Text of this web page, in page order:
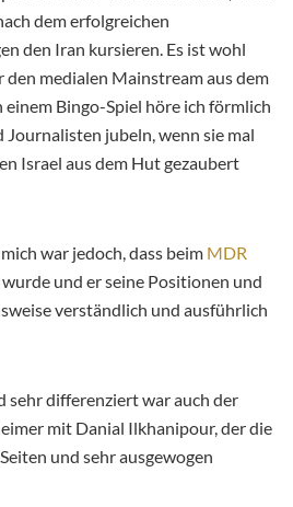
dem erfolgreichen
den Iran kursieren. Es ist wohl
medialen Mainstream aus dem
Bingo-Spiel höre ich förmlich
jubeln, wenn sie mal
Israel aus dem Hut gezaubert
war jedoch, dass beim MDR
und er seine Positionen und
verständlich und ausführlich
differenziert war auch der
mit Danial Ilkhanipour, der die
und sehr ausgewogen